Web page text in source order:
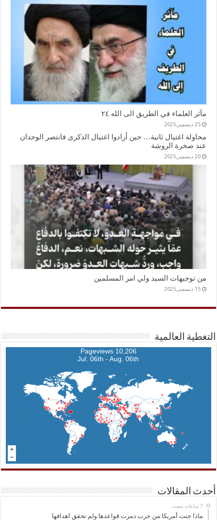
مآثر العلماء في الطريق الى الله ٢٤
25 ديسمبر,2025
محاولة اغتيال ثانية… حين أرادوا اغتيال الذكرى فانتصر الوجدان
عند صخرة الروشة
20 ديسمبر,2025
من توجيهات السيد ولي امر المسلمين
15 ديسمبر,2025
التغطية العالمية
10,206 Pageviews
Jul. 06th - Aug. 06th
أحدث المقالات
ماذا جنت أمريكا من حرب دمرت قواعدها ولم تحقق اهدافها